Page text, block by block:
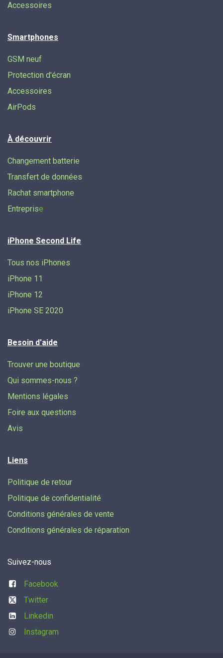
Accessoires
Smartphones
GSM neuf
Protection d'écran
Accessoires
AirPods
À découvrir
Changement batterie
Transfert de données​
Rachat smartphone
Entreprise
iPhone Second Life
Tous nos iPhones
iPhone 11
iPhone 12
iPhone SE 2020
Besoin d'aide
Trouver une boutique
Qui sommes-nous ?
Mentions légales
Foire aux questions
Avis
Liens
Politique de retour
Politique de confidentialité
Conditions générales de vente
Conditions générales de réparation
Suivez-nous
Facebook
Twitter
Linkedin
Instagram